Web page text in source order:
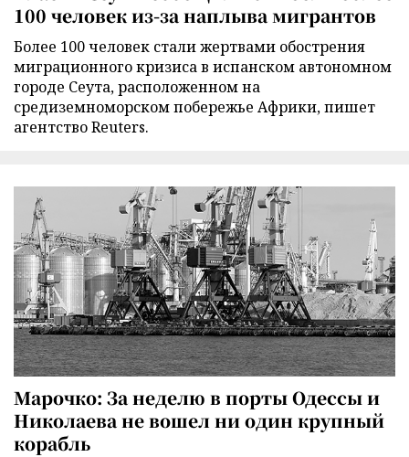
100 человек из-за наплыва мигрантов
Более 100 человек стали жертвами обострения
миграционного кризиса в испанском автономном
городе Сеута, расположенном на
средиземноморском побережье Африки, пишет
агентство Reuters.
Марочко: За неделю в порты Одессы и
Николаева не вошел ни один крупный
корабль